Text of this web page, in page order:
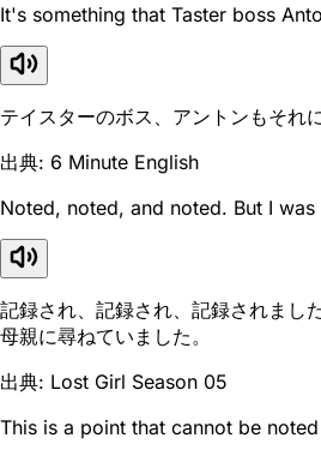
It's something that Taster boss
テイスターのボス、アントンもそれ
出典: 6 Minute English
Noted, noted, and noted. But I
記録され、記録され、記録されまし
母親に尋ねていました。
出典: Lost Girl Season 05
This is a point that cannot be